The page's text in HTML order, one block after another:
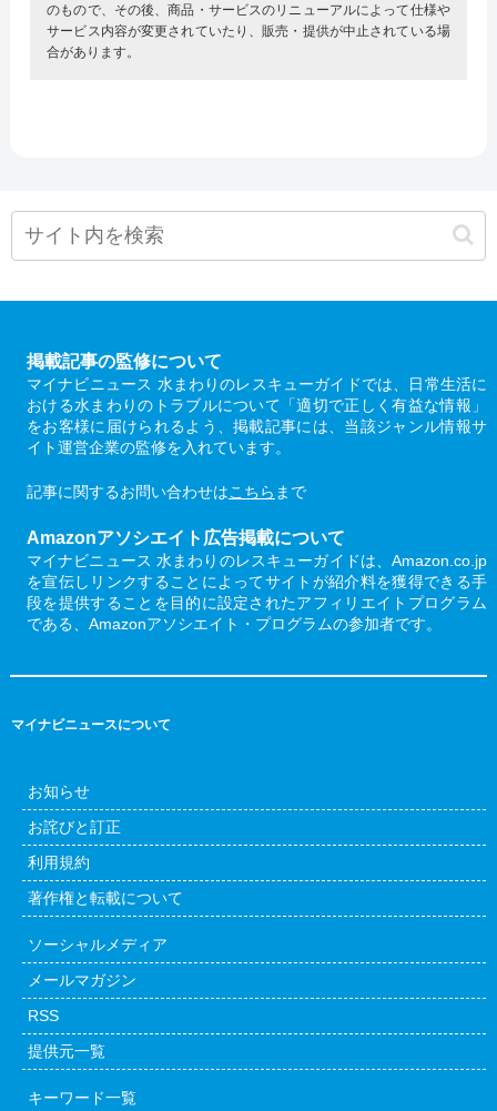
のもので、その後、商品・サービスのリニューアルによって仕様や
サービス内容が変更されていたり、販売・提供が中止されている場
合があります。
掲載記事の監修について
マイナビニュース 水まわりのレスキューガイドでは、日常生活に
おける水まわりのトラブルについて「適切で正しく有益な情報」
をお客様に届けられるよう、掲載記事には、当該ジャンル情報サ
イト運営企業の監修を入れています。
記事に関するお問い合わせはこちら まで
Amazonアソシエイト広告掲載について
マイナビニュース 水まわりのレスキューガイドは、Amazon.co.jp
を宣伝しリンクすることによってサイトが紹介料を獲得できる手
段を提供することを目的に設定されたアフィリエイトプログラム
である、Amazonアソシエイト・プログラムの参加者です。
マイナビニュースについて
お知らせ
お詫びと訂正
利用規約
著作権と転載について
ソーシャルメディア
メールマガジン
RSS
提供元一覧
キーワード一覧